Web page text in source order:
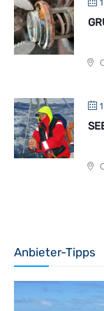
Anbieter-Tipps